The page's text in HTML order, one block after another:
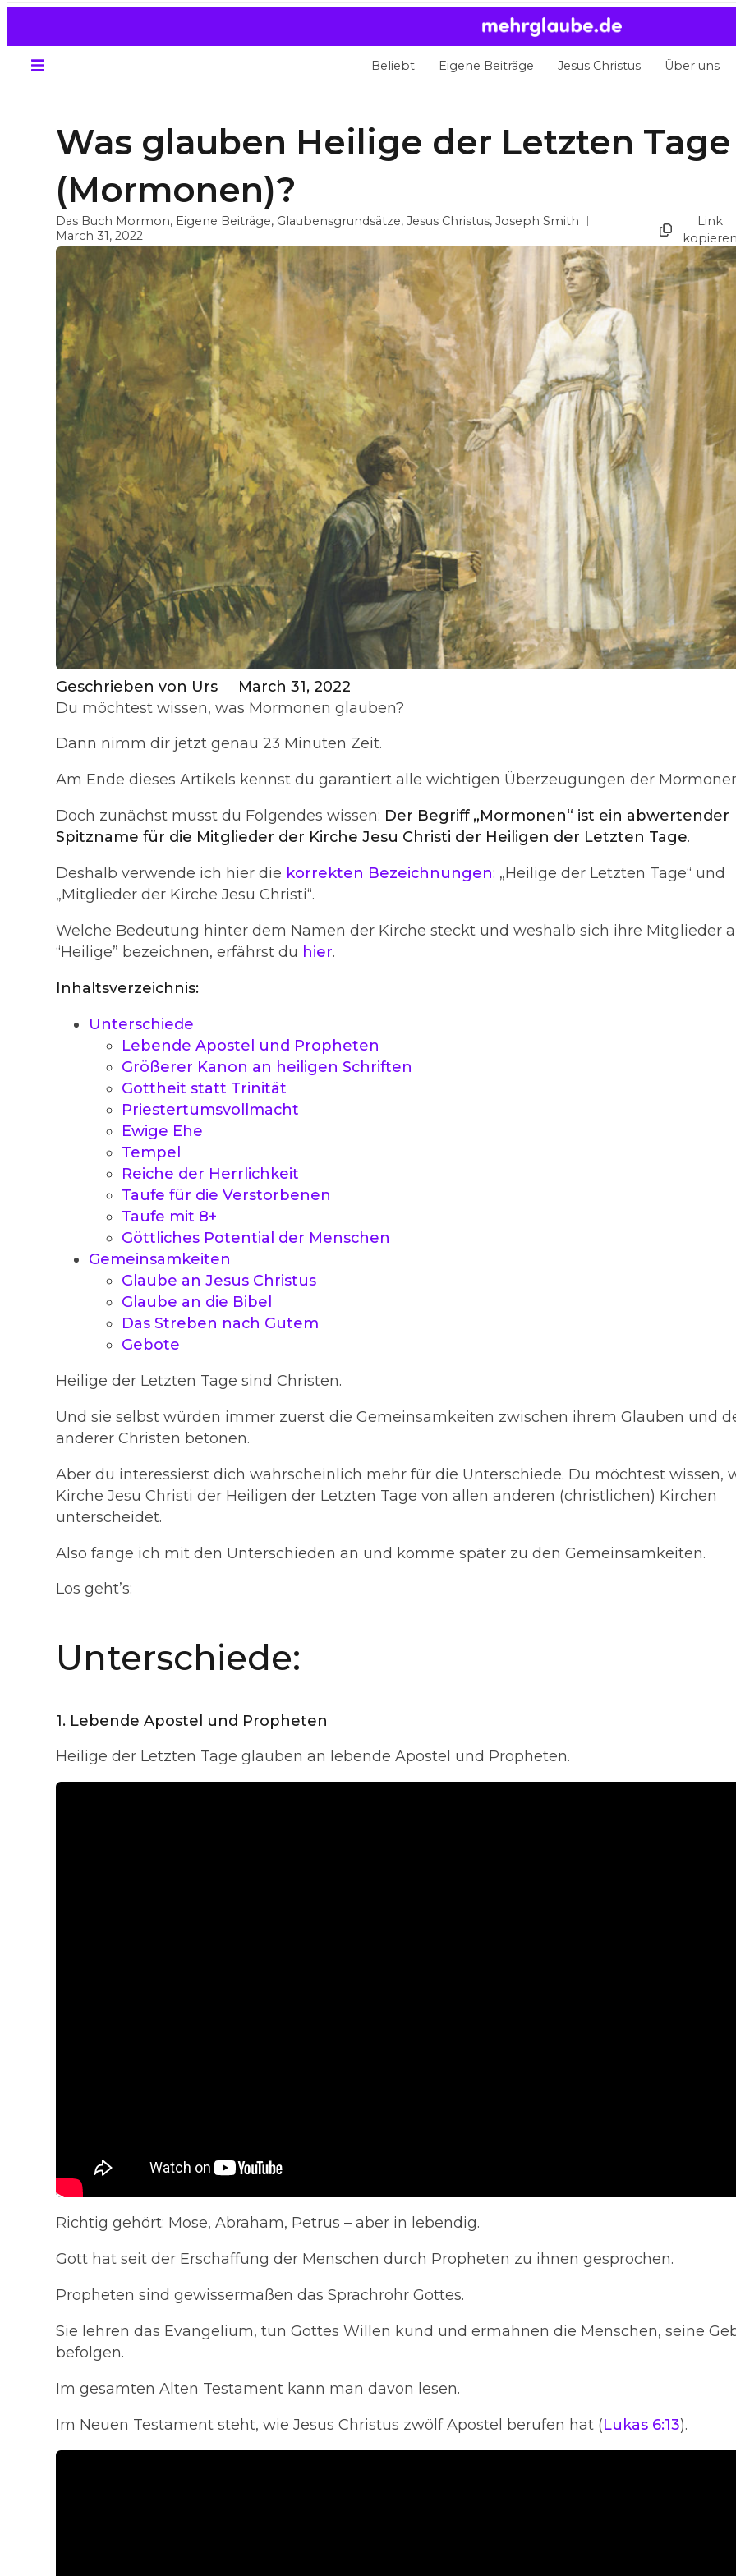
Beliebt Eigene Beiträge Jesus Christus Über uns
Was glauben Heilige der Letzten Tage
(Mormonen)?
Das Buch Mormon, Eigene Beiträge, Glaubensgrundsätze,Jesus Christus,Joseph Smith
March 31, 2022
Link
kopieren
Geschrieben von Urs
March 31, 2022
Du möchtest wissen, was Mormonen glauben?
Dann nimm dir jetzt genau 23 Minuten Zeit.
Am Ende dieses Artikels kennst du garantiert alle wichtigen Überzeugungen der
Doch zunächst musst du Folgendes wissen: Der Begriff „Mormonen“ ist ein abwertender
Spitzname für die Mitglieder der Kirche Jesu Christi der Heiligen der Letzten Tage.
Deshalb verwende ich hier die korrekten Bezeichnungen: „Heilige der Letzten Tage“ und
„Mitglieder der Kirche Jesu Christi“.
Welche Bedeutung hinter dem Namen der Kirche steckt und weshalb sich ihre Mitglieder
“Heilige” bezeichnen, erfährst du hier.
Inhaltsverzeichnis:
Unterschiede
Lebende Apostel und Propheten
Größerer Kanon an heiligen Schriften
Gottheit statt Trinität
Priestertumsvollmacht
Ewige Ehe
Tempel
Reiche der Herrlichkeit
Taufe für die Verstorbenen
Taufe mit 8+
Göttliches Potential der Menschen
Gemeinsamkeiten
Glaube an Jesus Christus
Glaube an die Bibel
Das Streben nach Gutem
Gebote
Heilige der Letzten Tage sind Christen.
Und sie selbst würden immer zuerst die Gemeinsamkeiten zwischen ihrem Glauben und
anderer Christen betonen.
Aber du interessierst dich wahrscheinlich mehr für die Unterschiede. Du möchtest wissen,
Kirche Jesu Christi der Heiligen der Letzten Tage von allen anderen (christlichen) Kirchen
unterscheidet.
Also fange ich mit den Unterschieden an und komme später zu den Gemeinsamkeiten.
Los geht’s:
Unterschiede:
1. Lebende Apostel und Propheten
Heilige der Letzten Tage glauben an lebende Apostel und Propheten.
Richtig gehört: Mose, Abraham, Petrus – aber in lebendig.
Gott hat seit der Erschaffung der Menschen durch Propheten zu ihnen gesprochen.
Propheten sind gewissermaßen das Sprachrohr Gottes.
Sie lehren das Evangelium, tun Gottes Willen kund und ermahnen die Menschen, seine
befolgen.
Im gesamten Alten Testament kann man davon lesen.
Im Neuen Testament steht, wie Jesus Christus zwölf Apostel berufen hat (Lukas 6:13).